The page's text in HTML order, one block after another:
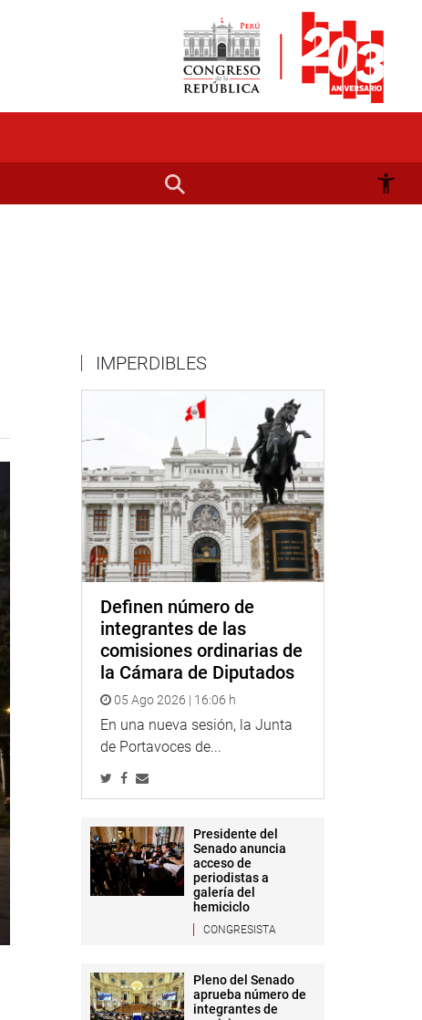
IMPERDIBLES
Definen número de
integrantes de las
comisiones ordinarias de
la Cámara de Diputados
05 Ago 2026 | 16:06 h
En una nueva sesión, la Junta
de Portavoces de...
Presidente del
Senado anuncia
acceso de
periodistas a
galería del
hemiciclo
CONGRESISTA
Pleno del Senado
aprueba número de
integrantes de